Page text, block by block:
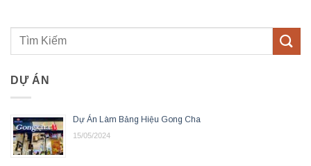
DỰ ÁN
Dự Án Làm Bảng Hiệu Gong Cha
15/05/2024